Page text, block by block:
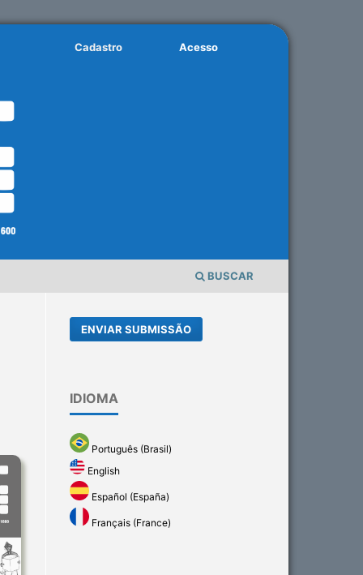
BUSCAR
Cadastro Acesso
ENVIAR SUBMISSÃO
IDIOMA
Português (Brasil)
English
Español (España)
Français (France)